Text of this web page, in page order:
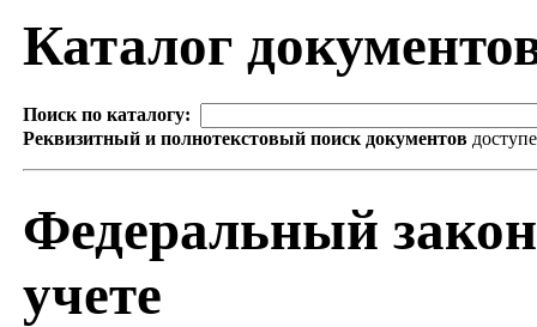
Каталог
Поиск по каталогу:
Реквизитный и полнотекстовый поиск документов
Федеральный
учете